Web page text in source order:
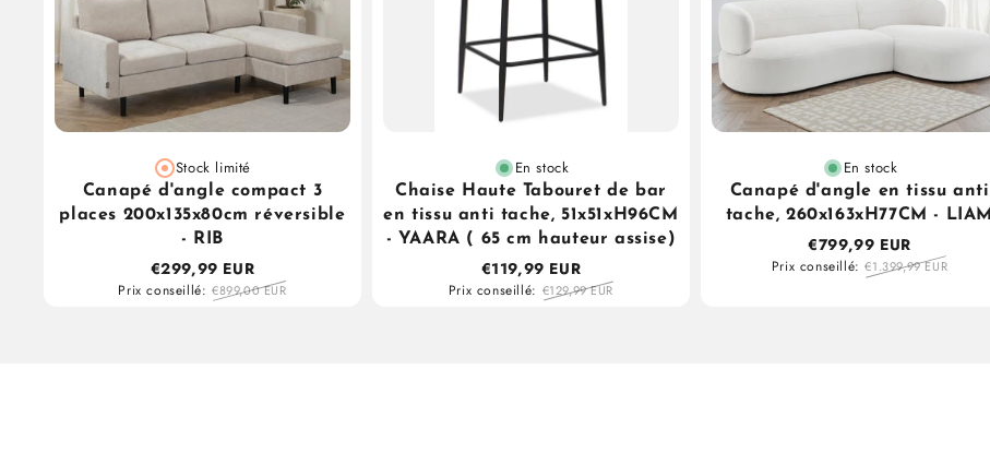
Stock limité
Canapé d'angle compact 3
places 200x135x80cm réversible
- RIB
€299,99 EUR
Prix conseillé: €899,00 EUR
En stock
Chaise Haute Tabouret de bar
en tissu anti tache, 51x51xH96CM
- YAARA ( 65 cm hauteur assise)
€119,99 EUR
Prix conseillé: €129,99 EUR
En stock
Canapé d'angle en tissu anti
tache, 260x163xH77CM - LIAM
€799,99 EUR
Prix conseillé: €1.399,99 EUR